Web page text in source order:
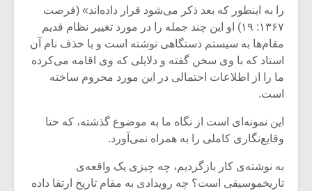
را به اینطور که بعد ذکر می‌شود قرار داده‌اند» (فرصت
۱۳۶۷: ۱۹) او این چند جمله را در مورد تغییر نظام قدیم
مقام‌ها به سیستم دستگاهی نوشته است و با حذف نام آن
استاد که با وی سخن گفته و دلایلی که وی اقامه می‌کرده
ما را از اطلاعات احتمالی در این مورد محروم ساخته
است.
این نمونه‌ای است از نگاه ما به موضوع گذشته، که حتا
وقایع‌نگاری کاملی را به همراه نمی‌آورد.
به نوشته‌ی کار بازگردیم، چه چیزی یک واقعه‌ی
تاریخموسیقی است؟ چه رویدادی به مقام تاریخ ارتقا داده
یادداشتی بر موسیقی
متن فیلم «متری
اگر نمی توانی
بدنام ترین باش
دوره